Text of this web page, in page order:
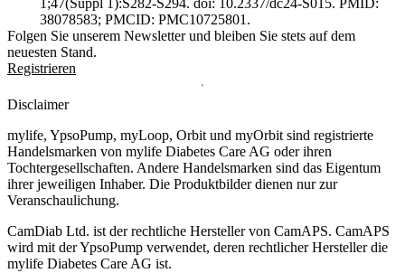
1;47(Suppl 1):S282-S294. doi: 10.2337/dc24-S015. PMID:
38078583; PMCID: PMC10725801.
Folgen Sie unserem Newsletter und bleiben Sie stets auf dem
neuesten Stand.
Registrieren
Disclaimer
mylife, YpsoPump, myLoop, Orbit und myOrbit sind registrierte
Handelsmarken von mylife Diabetes Care AG oder ihren
Tochtergesellschaften. Andere Handelsmarken sind das Eigentum
ihrer jeweiligen Inhaber. Die Produktbilder dienen nur zur
Veranschaulichung.
CamDiab Ltd. ist der rechtliche Hersteller von CamAPS. CamAPS
wird mit der YpsoPump verwendet, deren rechtlicher Hersteller die
mylife Diabetes Care AG ist.